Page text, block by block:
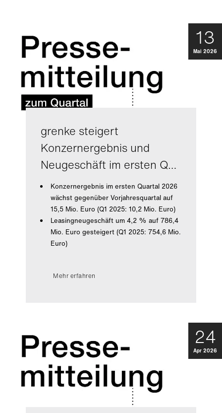
13
Mai 2026
grenke steigert
Konzernergebnis und
Neugeschäft im ersten Q…
Konzernergebnis im ersten Quartal 2026
wächst gegenüber Vorjahresquartal auf
15,5 Mio. Euro (Q1 2025: 10,2 Mio. Euro)
Leasingneugeschäft um 4,2 % auf 786,4
Mio. Euro gesteigert (Q1 2025: 754,6 Mio.
Euro)
Mehr erfahren
24
Apr 2026